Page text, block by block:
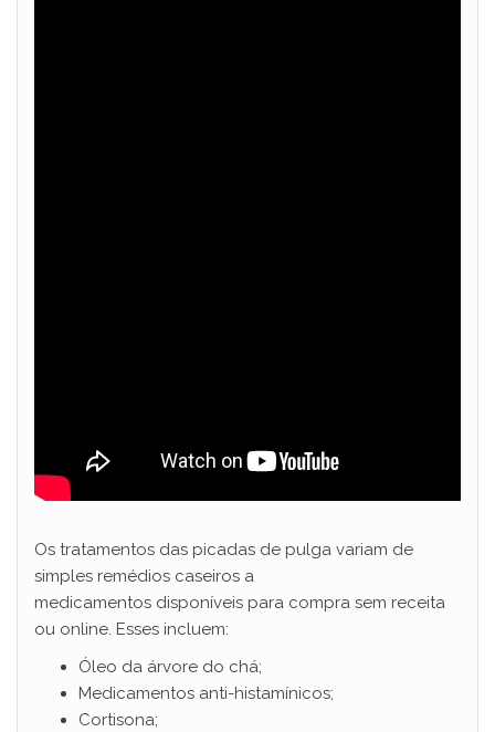
Os tratamentos das picadas de pulga variam de
simples remédios caseiros a
medicamentos disponíveis para compra sem receita
ou online. Esses incluem:
Óleo da árvore do chá;
Medicamentos anti-histamínicos;
Cortisona;